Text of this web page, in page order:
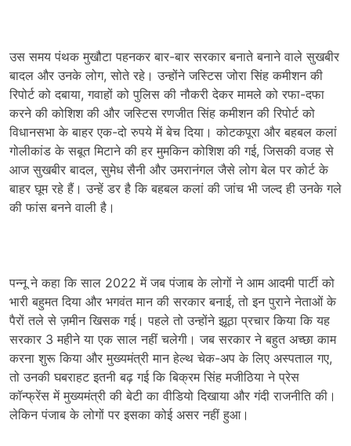
उस समय पंथक मुखौटा पहनकर बार-बार सरकार बनाते बनाने वाले सुखबीर
बादल और उनके लोग, सोते रहे। उन्होंने जस्टिस जोरा सिंह कमीशन की
रिपोर्ट को दबाया, गवाहों को पुलिस की नौकरी देकर मामले को रफा-दफा
करने की कोशिश की और जस्टिस रणजीत सिंह कमीशन की रिपोर्ट को
विधानसभा के बाहर एक-दो रुपये में बेच दिया। कोटकपूरा और बहबल कलां
गोलीकांड के सबूत मिटाने की हर मुमकिन कोशिश की गई, जिसकी वजह से
आज सुखबीर बादल, सुमेध सैनी और उमरानंगल जैसे लोग बेल पर कोर्ट के
बाहर घूम रहे हैं। उन्हें डर है कि बहबल कलां की जांच भी जल्द ही उनके गले
की फांस बनने वाली है।
पन्नू ने कहा कि साल 2022 में जब पंजाब के लोगों ने आम आदमी पार्टी को
भारी बहुमत दिया और भगवंत मान की सरकार बनाई, तो इन पुराने नेताओं के
पैरों तले से ज़मीन खिसक गई। पहले तो उन्होंने झूठा प्रचार किया कि यह
सरकार 3 महीने या एक साल नहीं चलेगी। जब सरकार ने बहुत अच्छा काम
करना शुरू किया और मुख्यमंत्री मान हेल्थ चेक-अप के लिए अस्पताल गए,
तो उनकी घबराहट इतनी बढ़ गई कि बिक्रम सिंह मजीठिया ने प्रेस
कॉन्फ्रेंस में मुख्यमंत्री की बेटी का वीडियो दिखाया और गंदी राजनीति की।
लेकिन पंजाब के लोगों पर इसका कोई असर नहीं हुआ।